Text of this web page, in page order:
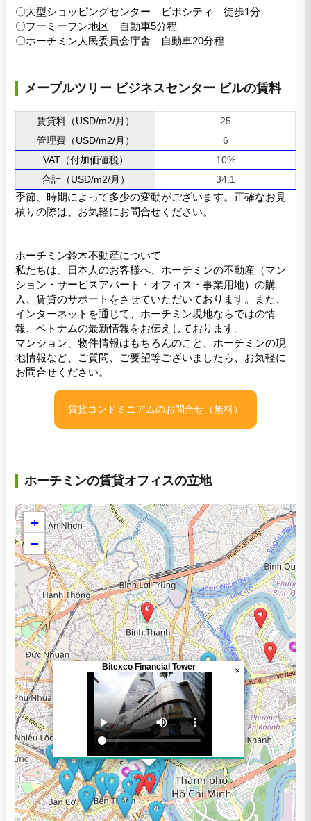
〇大型ショッピングセンター ビボシティ 徒歩1分
〇フーミーフン地区 自動車5分程
〇ホーチミン人民委員会庁舎 自動車20分程
メープルツリー ビジネスセンター ビルの賃料
賃貸料（USD/m2/月）
25
管理費（USD/m2/月）
6
VAT（付加価値税）
10%
合計（USD/m2/月）
34.1
季節、時期によって多少の変動がございます。正確なお見
積りの際は、お気軽にお問合せください。
ホーチミン鈴木不動産について
私たちは、日本人のお客様へ、ホーチミンの不動産（マン
ション・サービスアパート・オフィス・事業用地）の購
入、賃貸のサポートをさせていただいております。また、
インターネットを通じて、ホーチミン現地ならではの情
報、ベトナムの最新情報をお伝えしております。
マンション、物件情報はもちろんのこと、ホーチミンの現
地情報など、ご質問、ご要望等ございましたら、お気軽に
お問合せください。
賃貸コンドミニアムのお問合せ（無料）
ホーチミンの賃貸オフィスの立地
Bitexco Financial Tower ×
+
−